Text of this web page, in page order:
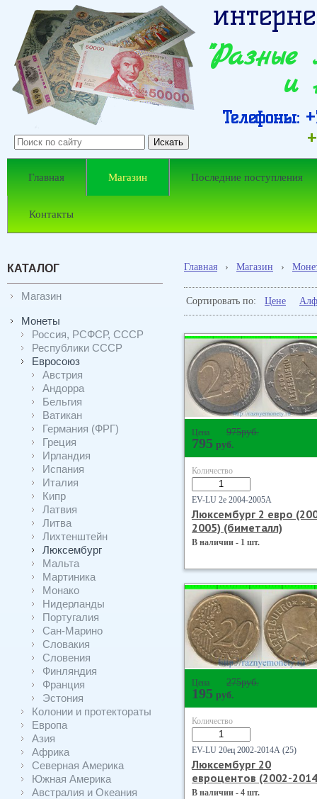
и
Телефоны:
Главная Магазин Последние поступления
Контакты
КАТАЛОГ
Магазин
Монеты
Россия, РСФСР, СССР
Республики СССР
Евросоюз
Австрия
Андорра
Бельгия
Ватикан
Германия (ФРГ)
Греция
Ирландия
Испания
Италия
Кипр
Латвия
Литва
Лихтенштейн
Люксембург
Мальта
Мартиника
Монако
Нидерланды
Португалия
Сан-Марино
Словакия
Словения
Финляндия
Франция
Эстония
Колонии и протектораты
Европа
Азия
Африка
Северная Америка
Южная Америка
Австралия и Океания
Главная › Магазин ›
Сортировать по: Цене
Цена 975руб.
795 руб.
Количество
EV-LU 2е 2004-2005А
Люксембург 2 евро
2005) (биметалл)
В наличии - 1 шт.
Цена 275руб.
195 руб.
Количество
EV-LU 20ец 2002-2014А (25)
Люксембург 20
евроцентов (2002-
В наличии - 4 шт.